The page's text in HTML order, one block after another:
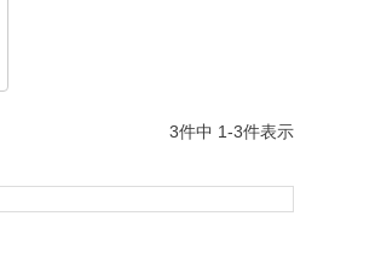
3件中 1-3件表示